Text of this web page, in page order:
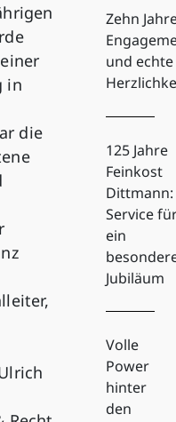
in
die
Zehn
und echte
125 Jahre
Feinkost
Dittmann:
Service
ein
Jubiläum
Volle
Power
hinter
den